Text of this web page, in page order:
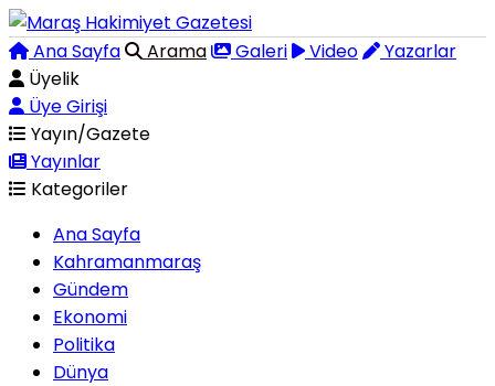
Ana Sayfa Arama Galeri Video
Yazarlar
Üyelik
Üye Girişi
Yayın/Gazete
Yayınlar
Kategoriler
Ana Sayfa
Kahramanmaraş
Gündem
Ekonomi
Politika
Dünya